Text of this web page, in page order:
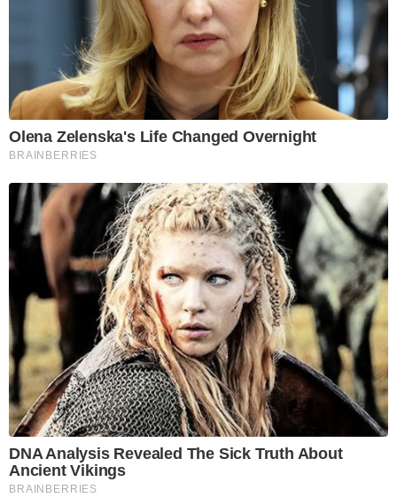
Olena Zelenska's Life Changed Overnight
BRAINBERRIES
DNA Analysis Revealed The Sick Truth About
Ancient Vikings
BRAINBERRIES